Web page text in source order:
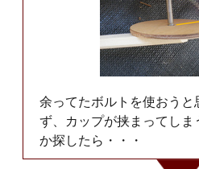
余ってたボルトを使おうと
ず、カップが挟まってしま
か探したら・・・